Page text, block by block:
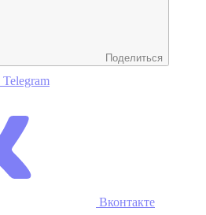
Поделиться
Telegram
Вконтакте